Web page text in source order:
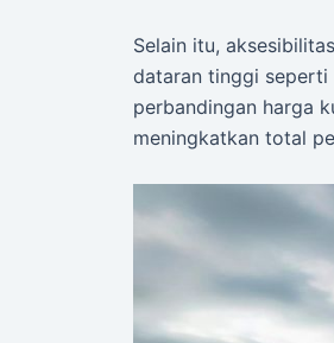
Selain itu,
dataran tinggi seperti
perbandingan harga
meningkatkan total